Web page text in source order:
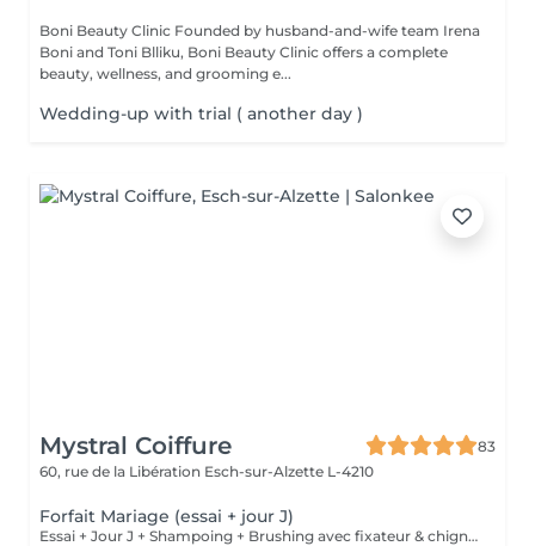
Boni Beauty Clinic Founded by husband-and-wife team Irena
Boni and Toni Blliku, Boni Beauty Clinic offers a complete
beauty, wellness, and grooming e...
Wedding-up with trial ( another day )
Mystral Coiffure
83
60, rue de la Libération Esch-sur-Alzette L-4210
Forfait Mariage (essai + jour J)
Essai + Jour J + Shampoing + Brushing avec fixateur & chignon